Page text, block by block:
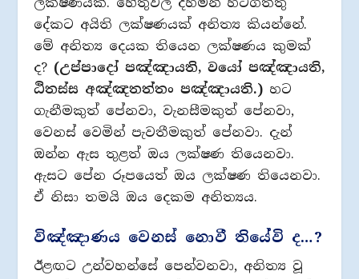
දේකට අයිති ලක්ෂණයක් අනිත්‍ය කියන්නේ.
මේ අනිත්‍ය දෙයක තියෙන ලක්ෂණය කුමක්
ද? (උප්පාදෝ පඤ්ඤායති, වයෝ පඤ්ඤායති,
ඨිතස්ස අඤ්ඤතත්තං පඤ්ඤායති.) හට
ගැනීමකුත් පේනවා, වැනසීමකුත් පේනවා,
වෙනස් වෙමින් පැවතීමකුත් පේනවා. දැන්
ඔන්න ඇස තුළත් ඔය ලක්ෂණ තියෙනවා.
ඇසට පේන රූපයෙත් ඔය ලක්ෂණ තියෙනවා.
ඒ නිසා තමයි ඔය දෙකම අනිත්‍යය.
විඤ්ඤාණය වෙනස් නොවී තියේවි ද…?
ඊළඟට උන්වහන්සේ පෙන්වනවා, අනිත්‍ය වූ